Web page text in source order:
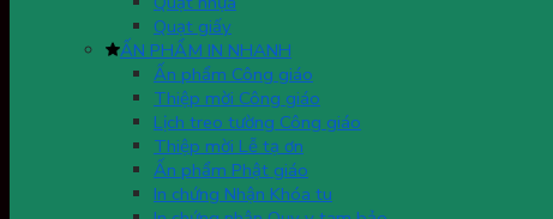
Quạt giấy
ẤN PHẨM IN NHANH
Ấn phẩm Công giáo
Thiệp mời Công giáo
Lịch treo tường Công giáo
Thiệp mời Lễ tạ ơn
Ấn phẩm Phật giáo
In chứng Nhận Khóa tu